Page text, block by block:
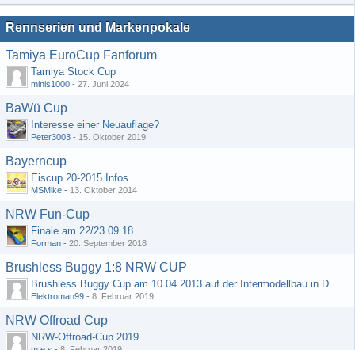
Rennserien und Markenpokale
Tamiya EuroCup Fanforum
Tamiya Stock Cup
minis1000 - 27. Juni 2024
BaWü Cup
Interesse einer Neuauflage?
Peter3003 - 15. Oktober 2019
Bayerncup
Eiscup 20-2015 Infos
MSMike - 13. Oktober 2014
NRW Fun-Cup
Finale am 22/23.09.18
Forman - 20. September 2018
Brushless Buggy 1:8 NRW CUP
Brushless Buggy Cup am 10.04.2013 auf der Intermodellbau in Dortmund
Elektroman99 - 8. Februar 2019
NRW Offroad Cup
NRW-Offroad-Cup 2019